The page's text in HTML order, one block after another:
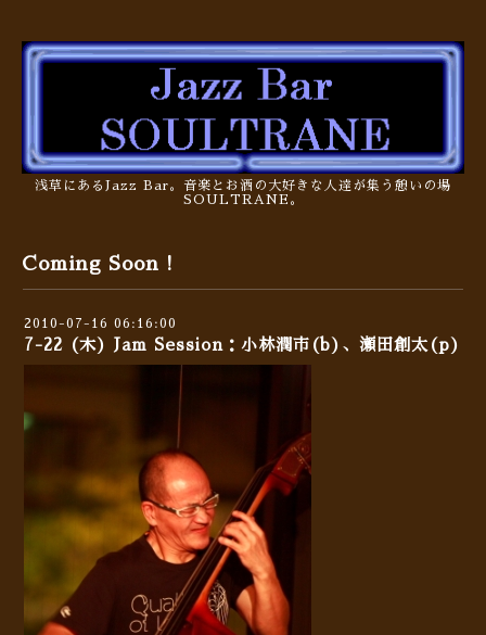
浅草にあるJazz Bar。音楽とお酒の大好きな人達が集う憩いの場
SOULTRANE。
Coming Soon !
2010-07-16 06:16:00
7-22 (木) Jam Session：小林潤市(b)、瀬田創太(p)